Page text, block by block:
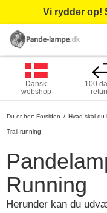
Vi rydder op!
Dansk
webshop
100
Du er her: Forsiden Hvad skal
Trail running
Running
Herunder kan du